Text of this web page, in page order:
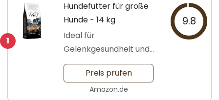
1
Hundefutter für große
Hunde - 14 kg
Ideal für
Gelenkgesundheit und
Geschmack
9.8
Preis prüfen
Amazon.de